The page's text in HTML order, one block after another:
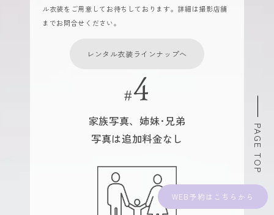
WEB予約
ル衣装をご用意してお待ちしております。詳細は撮影店舗
までお問合せください。
レンタル衣装ラインナップへ
家族写真、姉妹･兄弟
写真は追加料金なし
PAGE TOP